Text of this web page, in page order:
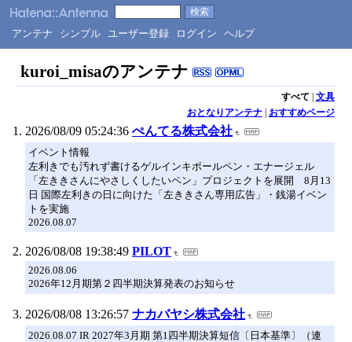
アンテナ シンプル ユーザー登録 ログイン ヘルプ
kuroi_misaのアンテナ
すべて | 文具
おとなりアンテナ| おすすめページ
2026/08/09 05:24:36 ぺんてる株式会社
イベント情報
左利きでも汚れず書けるゲルインキボールペン・エナージェル
「左ききさんにやさしくしたいペン」プロジェクトを展開 8月13
日 国際左利きの日に向けた「左ききさん専用広告」・銭湯イベン
トを実施
2026.08.07
2026/08/08 19:38:49 PILOT
2026.08.06
2026年12月期第２四半期決算発表のお知らせ
2026/08/08 13:26:57 ナカバヤシ株式会社
2026.08.07 IR 2027年3月期 第1四半期決算短信〔日本基準〕（連